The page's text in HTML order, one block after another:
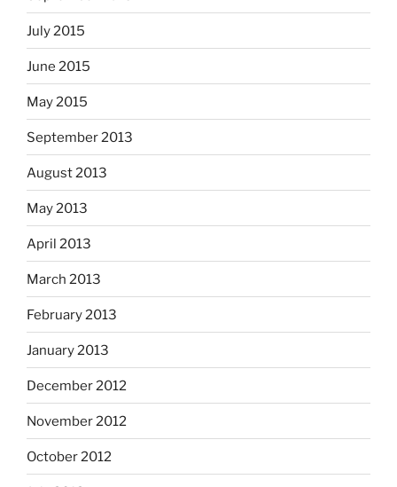
July 2015
June 2015
May 2015
September 2013
August 2013
May 2013
April 2013
March 2013
February 2013
January 2013
December 2012
November 2012
October 2012